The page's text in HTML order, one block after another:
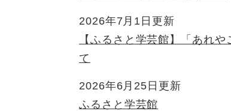
2026年7月1日更新
【ふるさと学芸館】「あれ
て
2026年6月25日更新
ふるさと学芸館